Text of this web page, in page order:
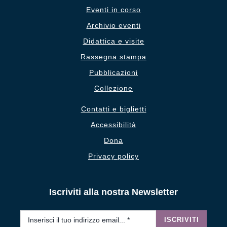
Eventi in corso
Archivio eventi
Didattica e visite
Rassegna stampa
Pubblicazioni
Collezione
Contatti e biglietti
Accessibilità
Dona
Privacy policy
Iscriviti alla nostra Newsletter
ISCRIVITI